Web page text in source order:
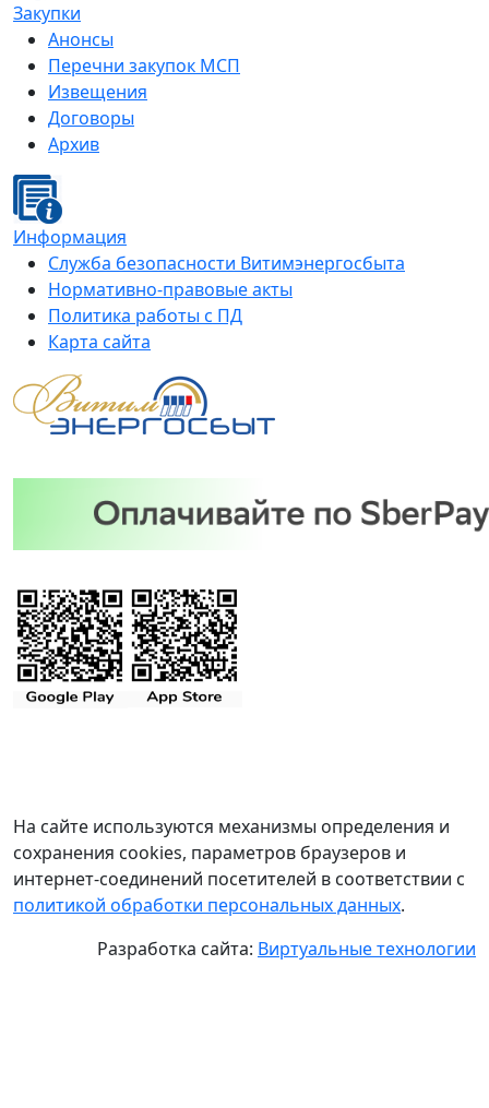
Закупки
Анонсы
Перечни закупок МСП
Извещения
Договоры
Архив
Информация
Служба безопасности Витимэнергосбыта
Нормативно-правовые акты
Политика работы с ПД
Карта сайта
На сайте используются механизмы определения и
сохранения cookies, параметров браузеров и
интернет-соединений посетителей в соответствии с
политикой обработки персональных данных.
Разработка сайта: Виртуальные технологии